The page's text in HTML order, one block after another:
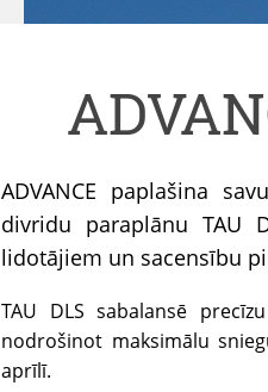
ADVANCE paplašina
divridu paraplānu TAU
lidotājiem un sacensību
TAU DLS sabalansē
nodrošinot maksimālu
aprīlī.